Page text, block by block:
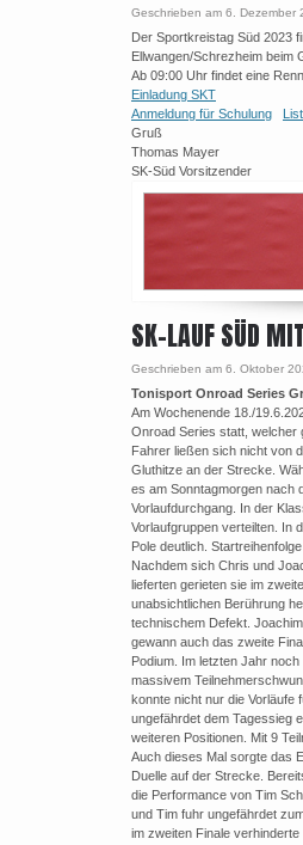
Geschrieben am 6. Dezember
Der Sportkreistag Süd 2023
Ellwangen/Schrezheim beim
Ab 09:00 Uhr findet eine
Einladung SKT
Anmeldung für Schulung
Gruß
Thomas Mayer
SK-Süd Vorsitzender
SK-LAUF SÜD
Geschrieben am 6. Oktober
Tonisport Onroad Series
Am Wochenende 18./
Onroad Series statt, welcher
Fahrer ließen sich nicht von
Gluthitze an der Strecke.
es am Sonntagmorgen nach
Vorlaufdurchgang. In der
Vorlaufgruppen verteilten. In
Pole deutlich.
Nachdem sich Chris und
lieferten gerieten sie im
unabsichtlichen Berührung
technischem Defekt.
gewann auch das zweite
Podium. Im letzten Jahr
massivem
konnte nicht nur die Vorläufe
ungefährdet dem Tagessieg
weiteren Positionen. Mit 9
Auch dieses Mal sorgte das
Duelle auf der Strecke.
die Performance von Tim
und Tim fuhr ungefährdet
im zweiten Finale